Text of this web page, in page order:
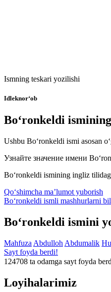
Ismning teskari yozilishi
Idleknor‘ob
Bo‘ronkeldi
Ushbu Bo‘ronkeldi ismi asosan
Узнайте значение имени
Bo‘ronkeldi ismining ingliz
Qo‘shimcha ma’lumot yuborish
Bo‘ronkeldi ismli mashhurlarni
Bo‘ronkeldi ismini
Mahfuza Abdulloh Abdumalik
Sayt foyda berdi!
124708 ta odamga sayt foyda
Loyihalarimiz